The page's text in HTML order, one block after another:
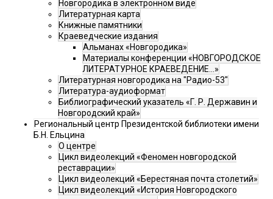
Новгородика в электронном виде
Литературная карта
Книжные памятники
Краеведческие издания
Альманах «Новгородика»
Материалы конференции «НОВГОРОДСКОЕ
ЛИТЕРАТУРНОЕ КРАЕВЕДЕНИЕ...»
Литературная новгородика на "Радио-53"
Литература-аудиоформат
Библиографический указатель «Г. Р. Державин и
Новгородский край»
Региональный центр Президентской библиотеки имени
Б.Н. Ельцина
О центре
Цикл видеолекций «Феномен новгородской
реставрации»
Цикл видеолекций «Берестяная почта столетий»
Цикл видеолекций «История Новгородского